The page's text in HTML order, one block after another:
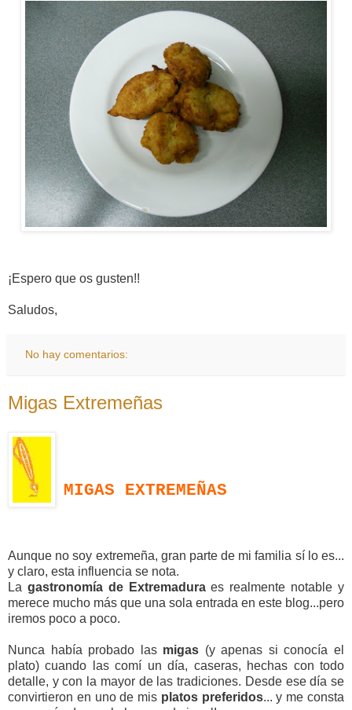
¡Espero que os gusten!!
Saludos,
No hay comentarios:
Migas Extremeñas
MIGAS EXTREMEÑAS
Aunque no soy extremeña, gran parte de mi familia sí lo es...
y claro, esta influencia se nota.
La gastronomía de Extremaduraes realmente notable y
merece mucho más que una sola entrada en este blog...pero
iremos poco a poco.
Nunca había probado las migas (y apenas si conocía el
plato) cuando las comí un día, caseras, hechas con todo
detalle, y con la mayor de las tradiciones. Desde ese día se
convirtieron en uno de mis platos preferidos... y me consta